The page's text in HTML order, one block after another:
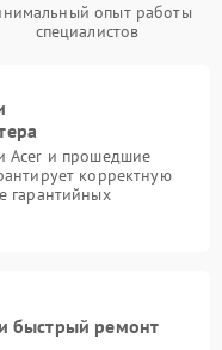
опыт работы
специалистов
Acer и прошедшие
корректную
гарантийных
быстрый ремонт